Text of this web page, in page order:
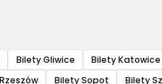
Bilety Gliwice Bilety Katowice
Bilety Sopot Bilety